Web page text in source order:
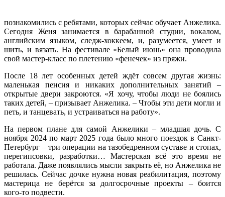
познакомились с ребятами, которых сейчас обучает Анжелика.
Сегодня Женя занимается в барабанной студии, вокалом,
английским языком, следж-хоккеем, и, разумеется, умеет и
шить, и вязать. На фестивале «Белый июнь» она проводила
свой мастер-класс по плетению «фенечек» из пряжи.
После 18 лет особенных детей ждёт совсем другая жизнь:
маленькая пенсия и никаких дополнительных занятий –
открытые двери закроются. «Я хочу, чтобы люди не боялись
таких детей, – призывает Анжелика. – Чтобы эти дети могли и
петь, и танцевать, и устраиваться на работу».
На первом плане для самой Анжелики – младшая дочь. С
ноября 2024 по март 2025 года было много поездок в Санкт-
Петербург – три операции на тазобедренном суставе и стопах,
перегипсовки, разработки… Мастерская всё это время не
работала. Даже появлялись мысли закрыть её, но Анжелика не
решилась. Сейчас дочке нужна новая реабилитация, поэтому
мастерица не берётся за долгосрочные проекты – боится
кого‑то подвести.